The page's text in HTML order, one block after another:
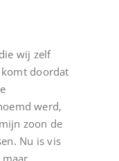
wij zelf
komt doordat
werd,
zoon de
Nu is vis
maar